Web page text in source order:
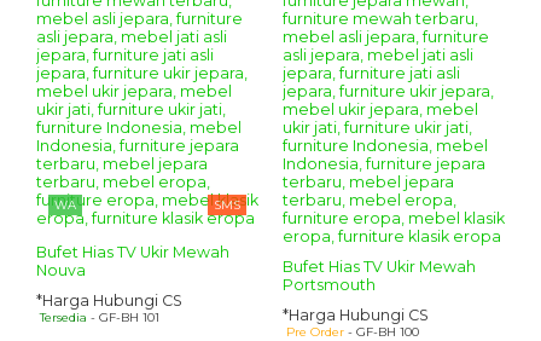
WA SMS
Bufet Hias TV Ukir Mewah
Nouva
*Harga Hubungi CS
Tersedia - GF-BH 101
Bufet Hias TV Ukir Mewah
Portsmouth
*Harga Hubungi CS
Pre Order - GF-BH 100